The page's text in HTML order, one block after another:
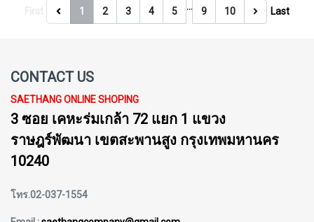
1 2 3 4 5 … 9 10 Last
CONTACT US
SAETHANG ONLINE SHOPING
3 ซอย เคหะร่มเกล้า 72 แยก 1 แขวง
ราษฎร์พัฒนา เขตสะพานสูง กรุงเทพมหานคร
10240
โทร.02-037-1554